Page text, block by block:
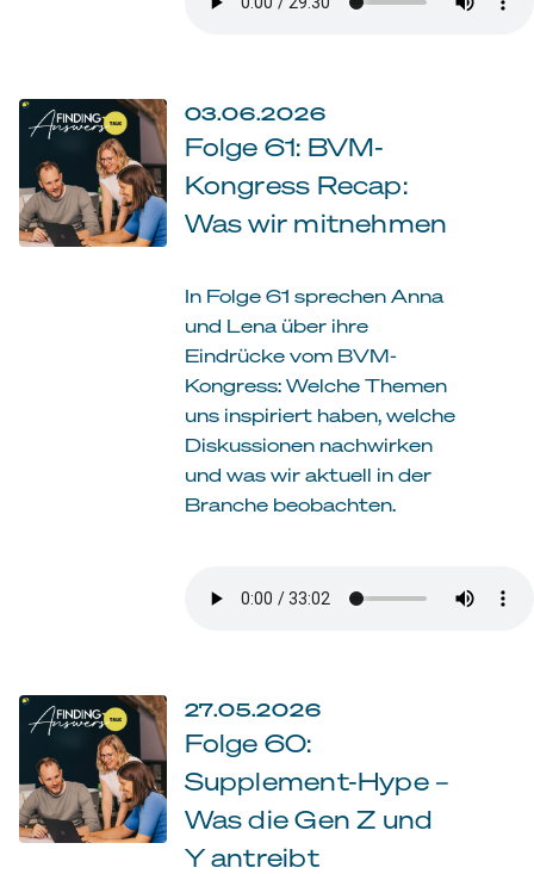
03.06.2026
Folge 61: BVM-
Kongress Recap:
Was wir mitnehmen
In Folge 61 sprechen Anna
und Lena über ihre
Eindrücke vom BVM-
Kongress: Welche Themen
uns inspiriert haben, welche
Diskussionen nachwirken
und was wir aktuell in der
Branche beobachten.
27.05.2026
Folge 60:
Supplement-Hype –
Was die Gen Z und
Y antreibt